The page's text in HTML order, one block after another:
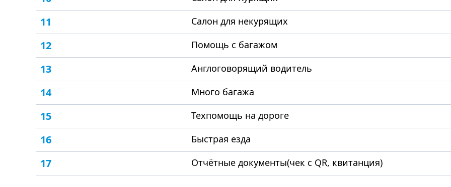
11 Салон для некурящих
12 Помощь с багажом
13 Англоговорящий водитель
14 Много багажа
15 Техпомощь на дороге
16 Быстрая езда
17 Отчётные документы(чек с QR, квитанция)